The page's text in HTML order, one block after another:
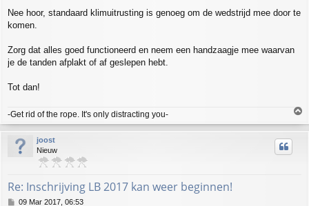
Nee hoor, standaard klimuitrusting is genoeg om de wedstrijd mee door te
komen.
Zorg dat alles goed functioneerd en neem een handzaagje mee waarvan
je de tanden afplakt of af geslepen hebt.
Tot dan!
-Get rid of the rope. It's only distracting you-
o
p
joost
Nieuw
Re: Inschrijving LB 2017 kan weer beginnen!
P09 Mar 2017, 06:53